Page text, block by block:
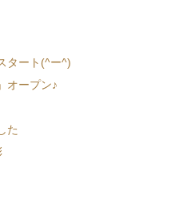
タート(^ー^)
オープン♪
た